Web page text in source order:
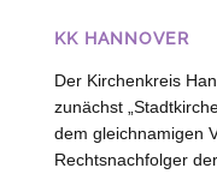
KK HANNOVER
Der Kirchenkreis
zunächst
dem gleichnamigen
Rechtsnachfolger